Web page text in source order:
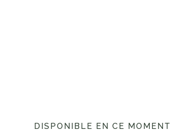
DISPONIBLE EN CE MOMENT